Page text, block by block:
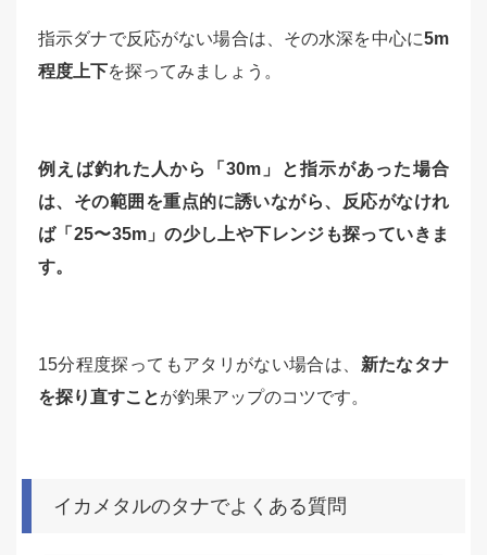
指示ダナで反応がない場合は、その水深を中心に5m
程度上下を探ってみましょう。
例えば釣れた人から「30m」と指示があった場合
は、その範囲を重点的に誘いながら、反応がなけれ
ば「25〜35m」の少し上や下レンジも探っていきま
す。
15分程度探ってもアタリがない場合は、 新たなタナ
を探り直すことが釣果アップのコツです。
イカメタルのタナでよくある質問